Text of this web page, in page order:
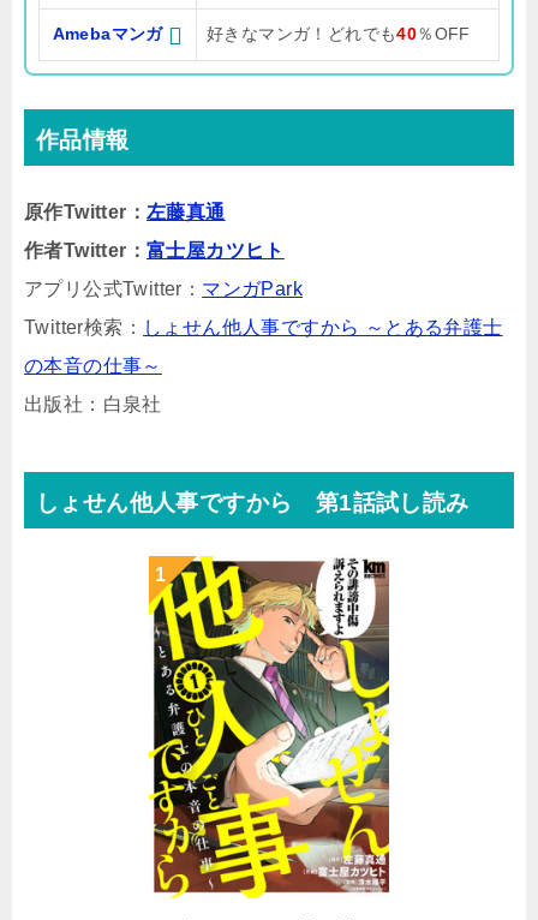
Amebaマンガ 好きなマンガ！どれでも40％OFF
作品情報
原作Twitter：左藤真通
作者Twitter：富士屋カツヒト
アプリ公式Twitter： マンガPark
Twitter検索： しょせん他人事ですから ～とある弁護士
の本音の仕事～
出版社：白泉社
しょせん他人事ですから 第1話試し読み